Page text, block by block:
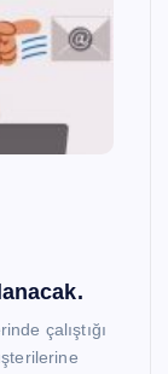
çalıştığı